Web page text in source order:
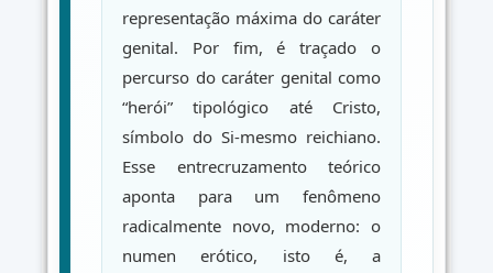
representação máxima do caráter
genital. Por fim, é traçado o
percurso do caráter genital como
“herói” tipológico até Cristo,
símbolo do Si-mesmo reichiano.
Esse entrecruzamento teórico
aponta para um fenômeno
radicalmente novo, moderno: o
numen erótico, isto é, a